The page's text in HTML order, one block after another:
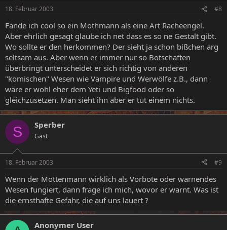
18. Februar 2003 #8
Fände ich cool so ein Mothmann als eine Art Racheengel.
Aber ehrlich gesagt glaube ich net dass es so ne Gestalt gibt.
Wo sollte er den herkommen? Der sieht ja schon bißchen arg
seltsam aus. Aber wenn er immer nur so Botschaften
überbringt unterscheidet er sich richtig von anderen
"komischen" Wesen wie Vampire und Werwölfe z.B., dann
wäre er wohl eher dem Yeti und Bigfood oder so
gleichzusetzen. Man sieht ihn aber er tut einem nichts.
S Sperber
Gast
18. Februar 2003 #9
Wenn der Mottenmann wirklich als Vorbote oder warnendes
Wesen fungiert, dann frage ich mich, wovor er warnt. Was ist
die ernsthafte Gefahr, die auf uns lauert ?
Anonymer User